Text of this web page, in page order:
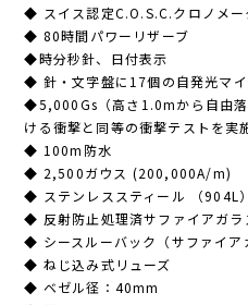
◆ スイス認定C.O.S.C.クロノメー
◆ 80時間パワーリザーブ
◆時分秒針、日付表示
◆ 針・文字盤に17個の自発光マイ
◆5,000Gs（高さ1.0mから自由
ける衝撃と同等の衝撃テストを実
◆ 100m防水
◆ 2,500ガウス (200,000A/m)
◆ ステンレススティール （904L）
◆ 反射防止処理済サファイアガラ
◆ シースルーバック（サファイア
◆ ねじ込み式リューズ
◆ ベゼル径：40mm